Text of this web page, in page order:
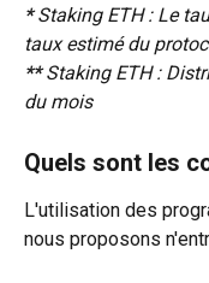
* Staking ETH : Le
taux estimé du
** Staking ETH :
du mois
Quels sont les
L'utilisation des
nous proposons